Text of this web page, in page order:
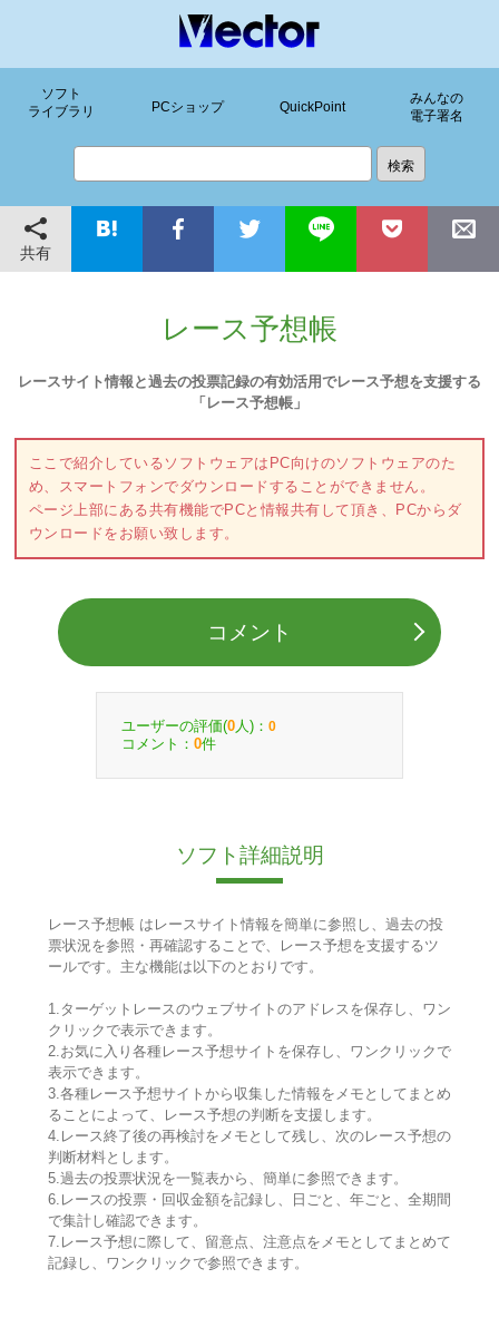
ソフト
ライブラリ
PCショップ QuickPoint
みんなの
電子署名
共有
レース予想帳
レースサイト情報と過去の投票記録の有効活用でレース予想を支援する
「レース予想帳」
ここで紹介しているソフトウェアはPC向けのソフトウェアのた
め、スマートフォンでダウンロードすることができません。
ページ上部にある共有機能でPCと情報共有して頂き、PCからダ
ウンロードをお願い致します。
コメント
ユーザーの評価(0 人)： 0
コメント： 0件
ソフト詳細説明
レース予想帳 はレースサイト情報を簡単に参照し、過去の投
票状況を参照・再確認することで、レース予想を支援するツ
ールです。主な機能は以下のとおりです。
1.ターゲットレースのウェブサイトのアドレスを保存し、ワン
クリックで表示できます。
2.お気に入り各種レース予想サイトを保存し、ワンクリックで
表示できます。
3.各種レース予想サイトから収集した情報をメモとしてまとめ
ることによって、レース予想の判断を支援します。
4.レース終了後の再検討をメモとして残し、次のレース予想の
判断材料とします。
5.過去の投票状況を一覧表から、簡単に参照できます。
6.レースの投票・回収金額を記録し、日ごと、年ごと、全期間
で集計し確認できます。
7.レース予想に際して、留意点、注意点をメモとしてまとめて
記録し、ワンクリックで参照できます。